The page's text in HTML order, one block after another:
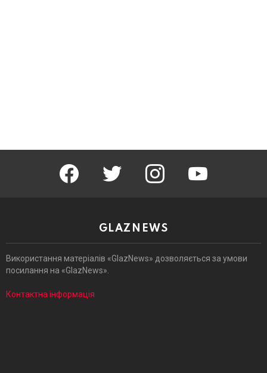
facebook twitter instagram
GLAZNEWS
Використання матеріалів «GlazNews» дозволяється за умови
посилання на «GlazNews».
Контактна інформація